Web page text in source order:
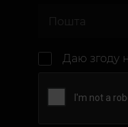
Даю згоду